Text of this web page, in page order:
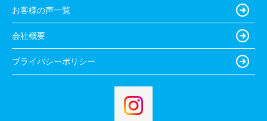
お客様の声一覧
会社概要
プライバシーポリシー